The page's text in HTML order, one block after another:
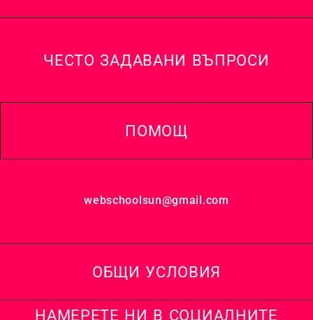
ЧЕСТО ЗАДАВАНИ ВЪПРОСИ
ПОМОЩ
webschoolsun@gmail.com
ОБЩИ УСЛОВИЯ
НАМЕРЕТЕ НИ В СОЦИАЛНИТЕ